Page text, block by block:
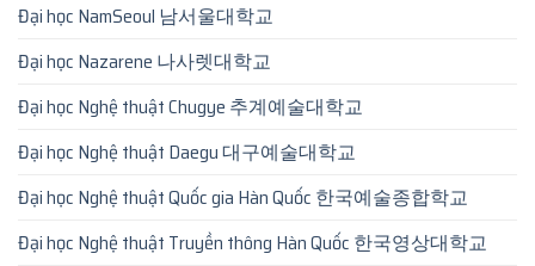
Đại học NamSeoul 남서울대학교
Đại học Nazarene 나사렛대학교
Đại học Nghệ thuật Chugye 추계예술대학교
Đại học Nghệ thuật Daegu 대구예술대학교
Đại học Nghệ thuật Quốc gia Hàn Quốc 한국예술종합학교
Đại học Nghệ thuật Truyền thông Hàn Quốc 한국영상대학교